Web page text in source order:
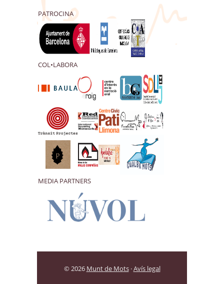
PATROCINA
COL•LABORA
MEDIA PARTNERS
© 2026 Munt de Mots·Avís legal